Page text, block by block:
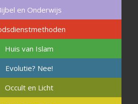
en Onderwijs
Huis van Islam
Evolutie? Nee!
Occult en Licht